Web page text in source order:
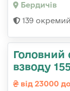
Бердичів
139
Головний
взводу
від 23000